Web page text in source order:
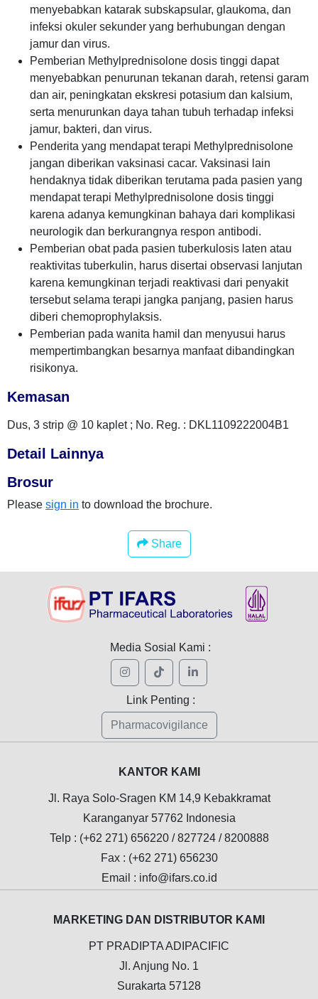
menyebabkan katarak subskapsular, glaukoma, dan
infeksi okuler sekunder yang berhubungan dengan
jamur dan virus.
Pemberian Methylprednisolone dosis tinggi dapat
menyebabkan penurunan tekanan darah, retensi garam
dan air, peningkatan ekskresi potasium dan kalsium,
serta menurunkan daya tahan tubuh terhadap infeksi
jamur, bakteri, dan virus.
Penderita yang mendapat terapi Methylprednisolone
jangan diberikan vaksinasi cacar. Vaksinasi lain
hendaknya tidak diberikan terutama pada pasien yang
mendapat terapi Methylprednisolone dosis tinggi
karena adanya kemungkinan bahaya dari komplikasi
neurologik dan berkurangnya respon antibodi.
Pemberian obat pada pasien tuberkulosis laten atau
reaktivitas tuberkulin, harus disertai observasi lanjutan
karena kemungkinan terjadi reaktivasi dari penyakit
tersebut selama terapi jangka panjang, pasien harus
diberi chemoprophylaksis.
Pemberian pada wanita hamil dan menyusui harus
mempertimbangkan besarnya manfaat dibandingkan
risikonya.
Kemasan
Dus, 3 strip @ 10 kaplet ; No. Reg. : DKL1109222004B1
Detail Lainnya
Brosur
Please sign in to download the brochure.
Share
Media Sosial Kami :
Link Penting :
Pharmacovigilance
KANTOR KAMI
Jl. Raya Solo-Sragen KM 14,9 Kebakkramat
Karanganyar 57762 Indonesia
Telp : (+62 271) 656220 / 827724 / 8200888
Fax : (+62 271) 656230
Email : info@ifars.co.id
MARKETING DAN DISTRIBUTOR KAMI
PT PRADIPTA ADIPACIFIC
Jl. Anjung No. 1
Surakarta 57128